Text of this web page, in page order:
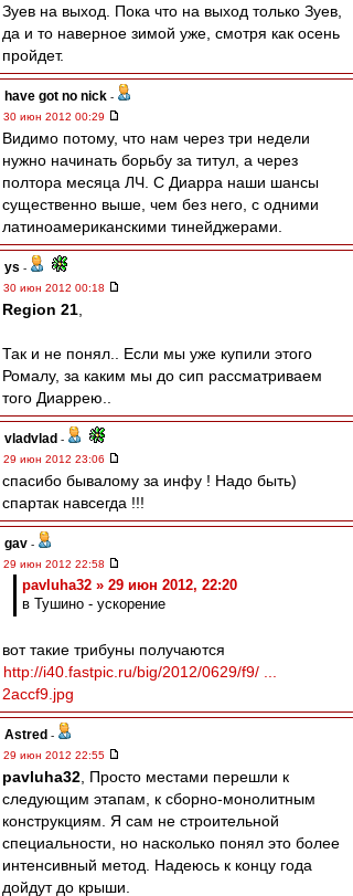
Зуев на выход. Пока что на выход только Зуев,
да и то наверное зимой уже, смотря как осень
пройдет.
have got no nick -
30 июн 2012 00:29
Видимо потому, что нам через три недели
нужно начинать борьбу за титул, а через
полтора месяца ЛЧ. С Диарра наши шансы
существенно выше, чем без него, с одними
латиноамериканскими тинейджерами.
ys -
30 июн 2012 00:18
Region 21
Так и не понял.. Если мы уже купили этого
Ромалу, за каким мы до сип рассматриваем
того Диаррею..
vladvlad -
29 июн 2012 23:06
спасибо бывалому за инфу ! Надо быть)
спартак навсегда !!!
gav -
29 июн 2012 22:58
pavluha32 » 29 июн 2012, 22:20
в Тушино - ускорение
вот такие трибуны получаются
http://i40.fastpic.ru/big/2012/0629/f9/ ...
2accf9.jpg
Astred -
29 июн 2012 22:55
pavluha32 , Просто местами перешли к
следующим этапам, к сборно-монолитным
конструкциям. Я сам не строительной
специальности, но насколько понял это более
интенсивный метод. Надеюсь к концу года
дойдут до крыши.